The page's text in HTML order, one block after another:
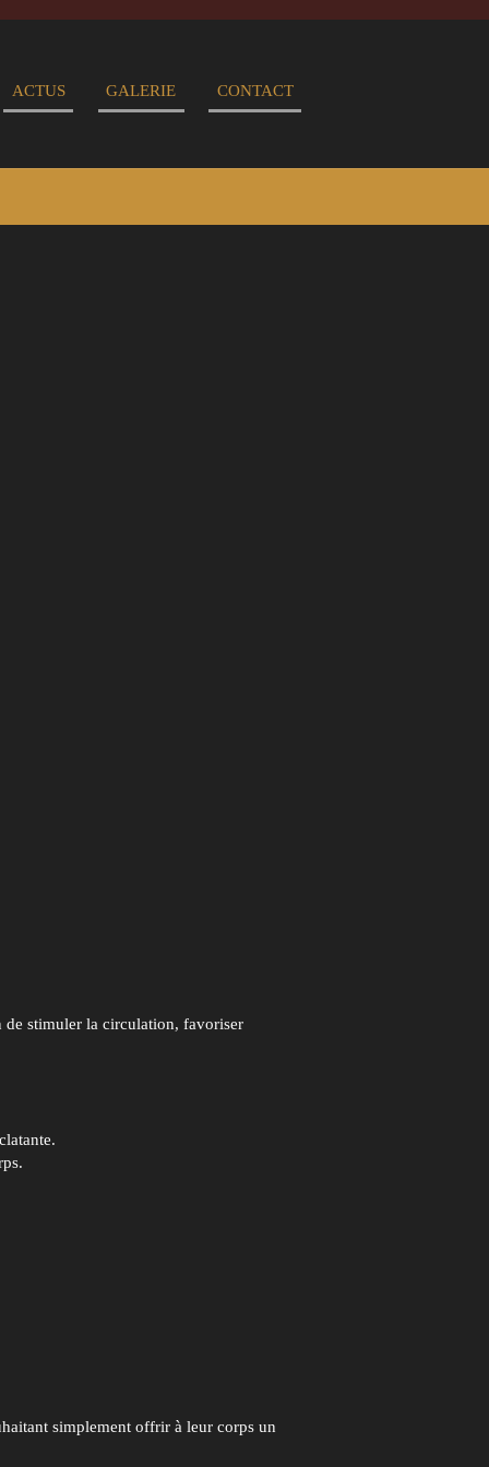
ACTUS GALERIE CONTACT
de stimuler la circulation, favoriser
simplement offrir à leur corps un